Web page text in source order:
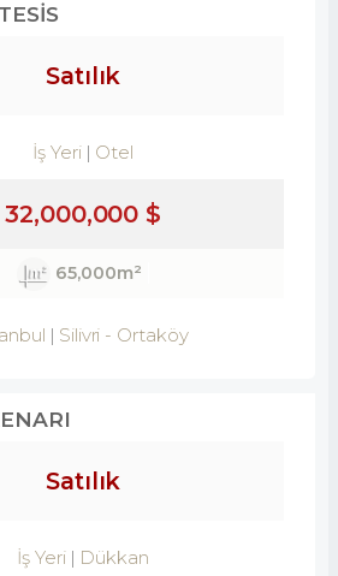
Satılık
İş Yeri Otel
32,000,000 $
65,000m²
Silivri - Ortaköy
Satılık
İş Yeri Dükkan